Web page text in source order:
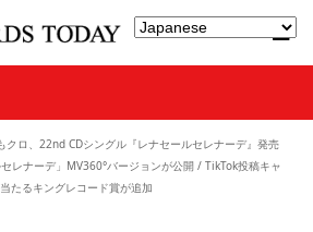
クロ、22nd CDシングル『レナセールセレナーデ』発売
レナーデ」MV360°バージョンが公開 / TikTok投稿キャ
たるキングレコード賞が追加